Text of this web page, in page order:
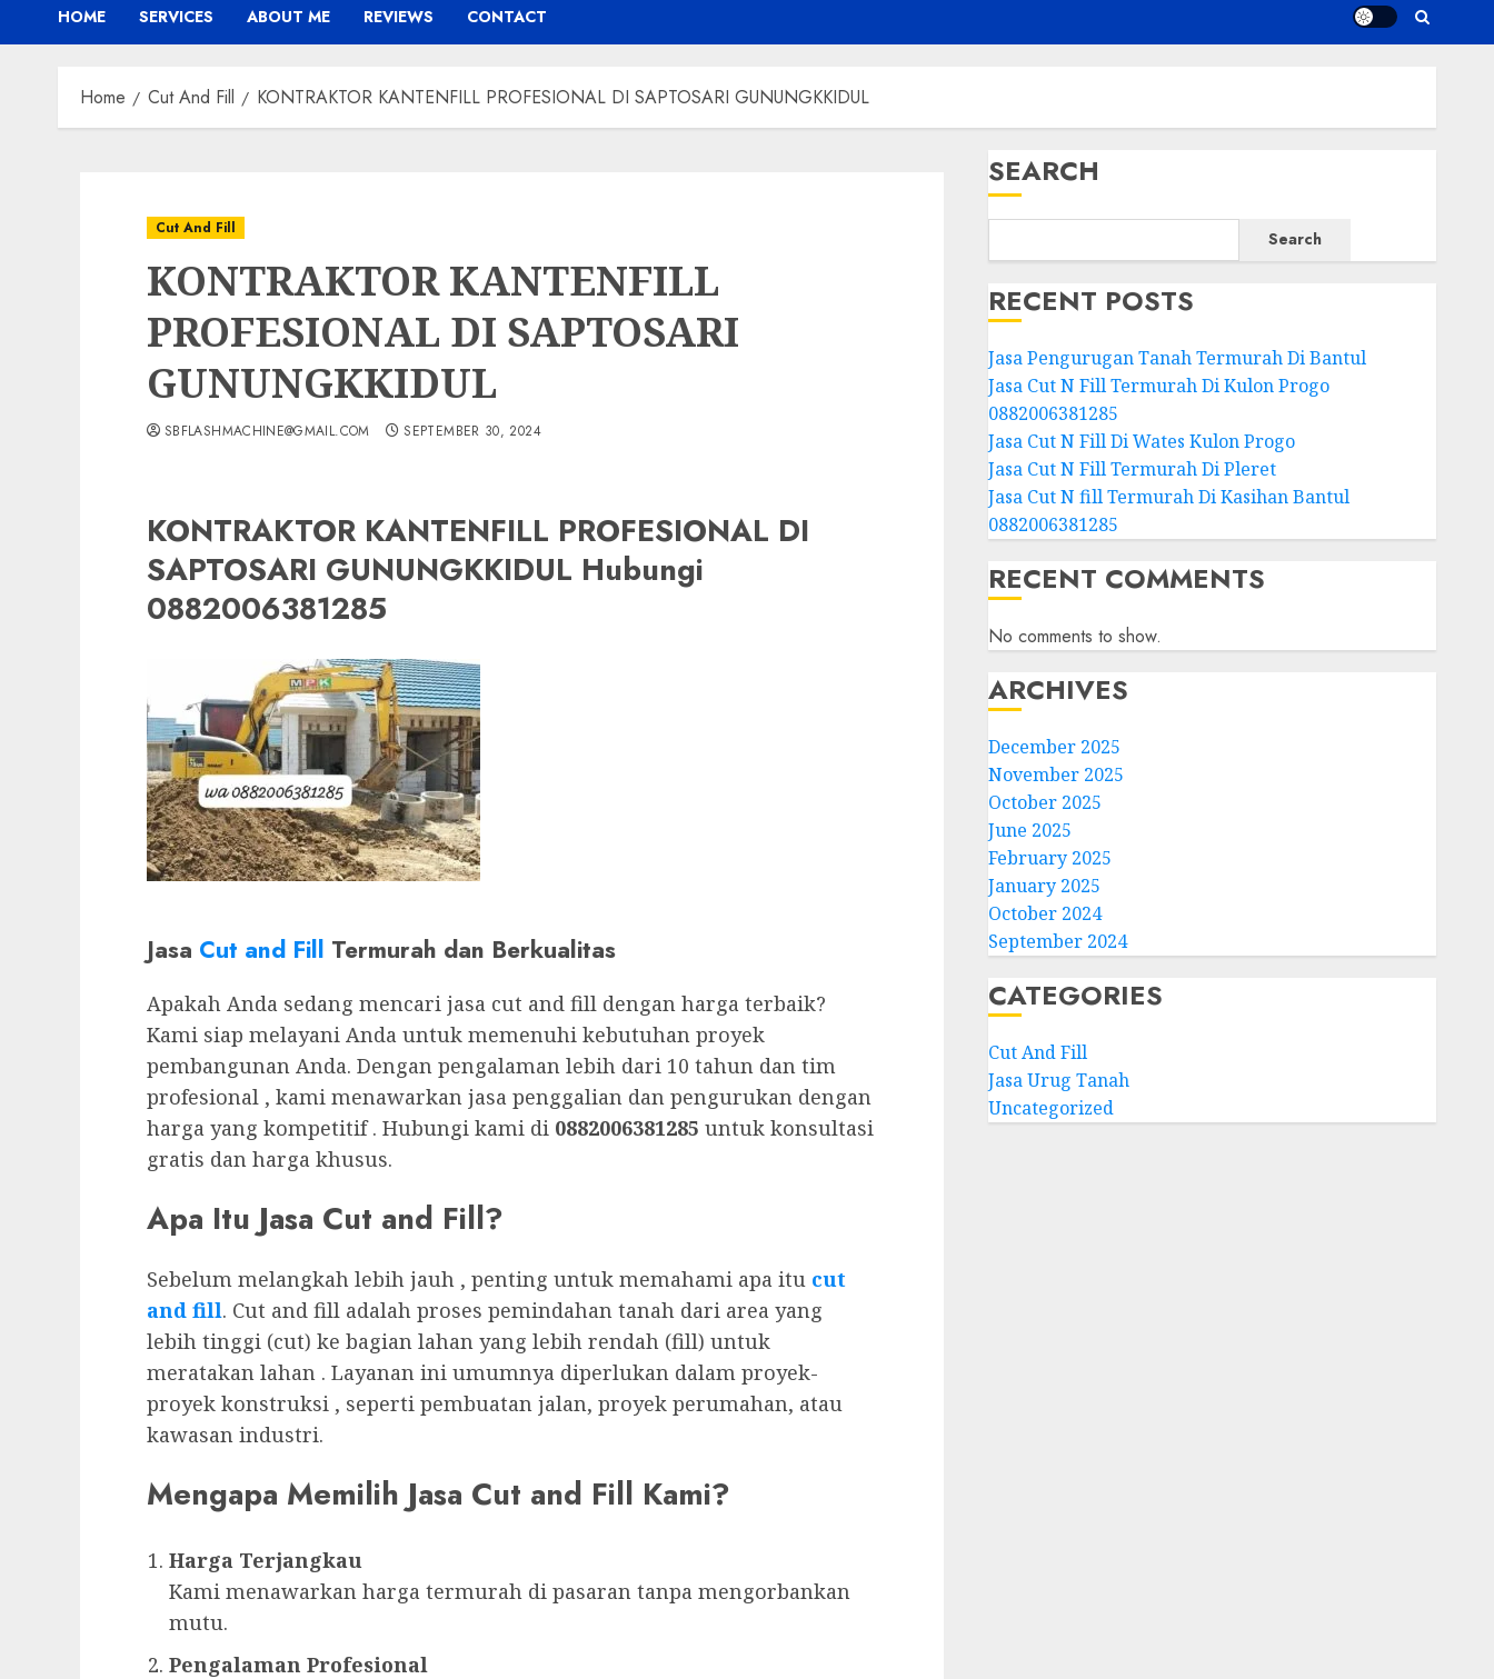
HOME SERVICES ABOUT ME REVIEWS CONTACT
Home Cut And Fill KONTRAKTOR KANTENFILL PROFESIONAL DI SAPTOSARI GUNUNGKKIDUL
Cut And Fill
KONTRAKTOR KANTENFILL
PROFESIONAL DI SAPTOSARI
GUNUNGKKIDUL
SBFLASHMACHINE@GMAIL.COM SEPTEMBER 30, 2024
KONTRAKTOR KANTENFILL PROFESIONAL DI
SAPTOSARI GUNUNGKKIDUL Hubungi
0882006381285
Jasa Cut and Fill Termurah dan Berkualitas
Apakah Anda sedang mencari jasa cut and fill dengan harga terbaik?
Kami siap melayani Anda untuk memenuhi kebutuhan proyek
pembangunan Anda. Dengan pengalaman lebih dari 10 tahun dan tim
profesional , kami menawarkan jasa penggalian dan pengurukan dengan
harga yang kompetitif . Hubungi kami di 0882006381285 untuk konsultasi
gratis dan harga khusus.
Apa Itu Jasa Cut and Fill?
Sebelum melangkah lebih jauh , penting untuk memahami apa itu cut
and fill. Cut and fill adalah proses pemindahan tanah dari area yang
lebih tinggi (cut) ke bagian lahan yang lebih rendah (fill) untuk
meratakan lahan . Layanan ini umumnya diperlukan dalam proyek-
proyek konstruksi , seperti pembuatan jalan, proyek perumahan, atau
kawasan industri.
Mengapa Memilih Jasa Cut and Fill Kami?
Harga Terjangkau
Kami menawarkan harga termurah di pasaran tanpa mengorbankan
mutu.
Pengalaman Profesional
SEARCH
Search
RECENT POSTS
Jasa Pengurugan Tanah Termurah Di Bantul
Jasa Cut N Fill Termurah Di Kulon Progo
0882006381285
Jasa Cut N Fill Di Wates Kulon Progo
Jasa Cut N Fill Termurah Di Pleret
Jasa Cut N fill Termurah Di Kasihan Bantul
0882006381285
RECENT COMMENTS
No comments to show.
ARCHIVES
December 2025
November 2025
October 2025
June 2025
February 2025
January 2025
October 2024
September 2024
CATEGORIES
Cut And Fill
Jasa Urug Tanah
Uncategorized